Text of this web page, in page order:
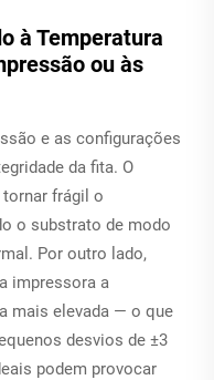
à Temperatura
ou às
e as configurações
da fita. O
frágil o
o substrato de modo
Por outro lado,
impressora a
mais elevada — o que
desvios de ±3
podem provocar